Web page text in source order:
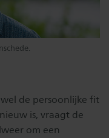
de persoonlijke fit
is, vraagt de
om een